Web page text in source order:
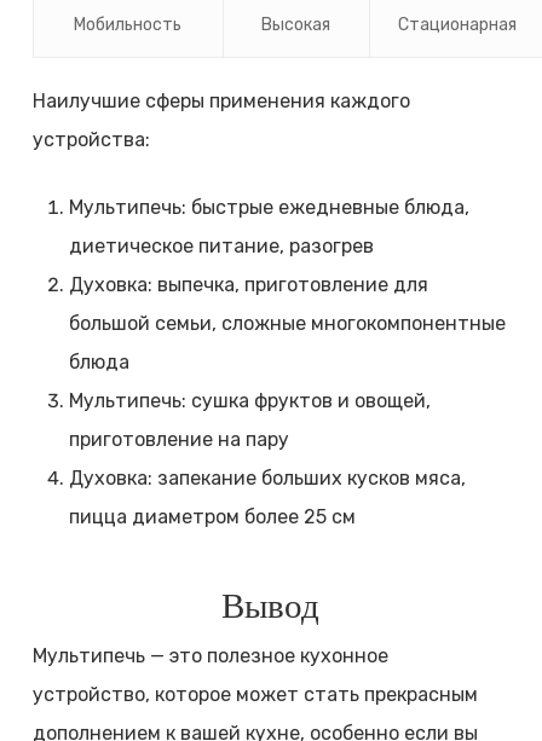
Мобильность Высокая Стационарная
Наилучшие сферы применения каждого
устройства:
Мультипечь: быстрые ежедневные блюда,
диетическое питание, разогрев
Духовка: выпечка, приготовление для
большой семьи, сложные многокомпонентные
блюда
Мультипечь: сушка фруктов и овощей,
приготовление на пару
Духовка: запекание больших кусков мяса,
пицца диаметром более 25 см
Вывод
Мультипечь — это полезное кухонное
устройство, которое может стать прекрасным
дополнением к вашей кухне, особенно если вы